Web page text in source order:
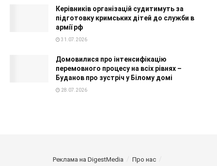
Керівників організацій судитимуть за
підготовку кримських дітей до служби в
армії рф
31.07.2026
Домовилися про інтенсифікацію
перемовного процесу на всіх рівнях –
Буданов про зустріч у Білому домі
28.07.2026
Реклама на DigestMedia
Про нас